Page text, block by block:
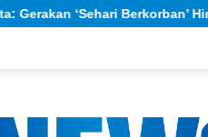
Juta untuk Percepatan